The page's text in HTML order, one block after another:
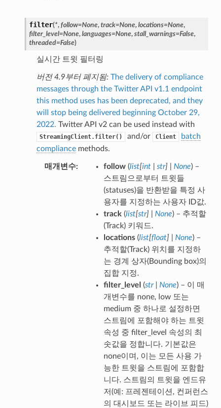
filter(*, follow=None, track=None, locations=None,
filter_level=None, languages=None, stall_warnings=False,
threaded=False)
실시간 트윗 필터링
버전 4.9부터 폐지됨: The delivery of compliance
messages through the Twitter API v1.1 endpoint
this method uses has been deprecated, and they
will stop being delivered beginning October 29,
2022. Twitter API v2 can be used instead with
StreamingClient.filter() and/or Client
batch
compliancemethods.
매개변수 follow(list[int| str] None) –
스트림으로부터 트윗들
(statuses)을 반환받을 특정 사
용자를 지정하는 사용자 ID값.
track (list[str] None) – 추적할
(Track) 키워드.
locations(list[float] None) –
추적할(Track) 위치를 지정하
는 경계 상자(Bounding box)의
집합 지정.
filter_level (str| None) – 이 매
개변수를 none, low 또는
medium 중 하나로 설정하면
스트림에 포함해야 하는 트윗
속성 중 filter_level 속성의 최
솟값을 정합니다. 기본값은
none이며, 이는 모든 사용 가
능한 트윗을 스트림에 포함합
니다. 스트림의 트윗을 엔드유
저(예: 프레젠테이션, 컨퍼런스
의 대시보드 또는 라이브 피드)